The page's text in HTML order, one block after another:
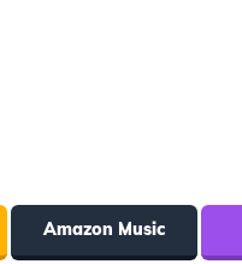
Amazon Music